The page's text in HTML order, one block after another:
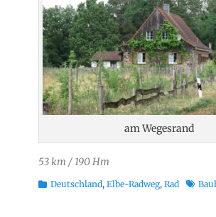
am Wegesrand
53 km / 190 Hm
Kategorien
Deutschland, Elbe-Radweg, Rad